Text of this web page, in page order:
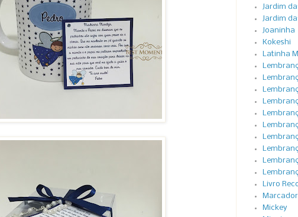
Jardim
Jardim
Joaninha
Kokeshi
Latinha
Livro
Mickey